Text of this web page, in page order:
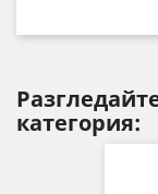
категория: